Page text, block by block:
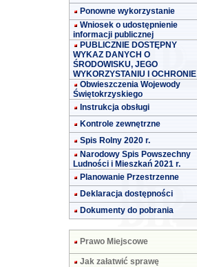
Ponowne wykorzystanie
Wniosek o udostępnienie
informacji publicznej
PUBLICZNIE DOSTĘPNY
WYKAZ DANYCH O
ŚRODOWISKU, JEGO
WYKORZYSTANIU I OCHRONIE
Obwieszczenia Wojewody
Świętokrzyskiego
Instrukcja obsługi
Kontrole zewnętrzne
Spis Rolny 2020 r.
Narodowy Spis Powszechny
Ludności i Mieszkań 2021 r.
Planowanie Przestrzenne
Deklaracja dostępności
Dokumenty do pobrania
Prawo Miejscowe
Jak załatwić sprawę